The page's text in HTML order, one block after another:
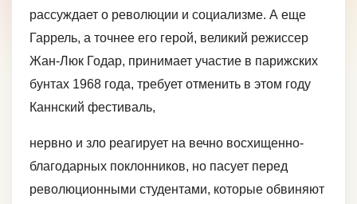
рассуждает о революции и социализме. А еще
Гаррель, а точнее его герой, великий режиссер
Жан-Люк Годар, принимает участие в парижских
бунтах 1968 года, требует отменить в этом году
Каннский фестиваль,
нервно и зло реагирует на вечно восхищенно-
благодарных поклонников, но пасует перед
революционными студентами, которые обвиняют